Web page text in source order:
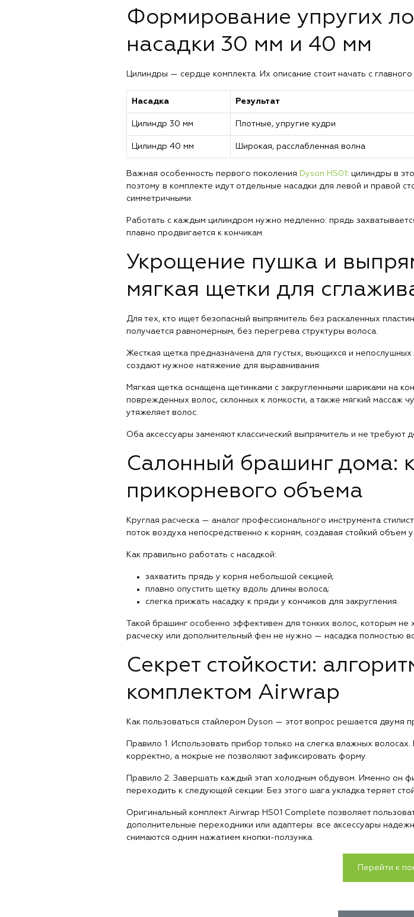
Формирование упругих
насадки 30 мм и 40 мм
Цилиндры — сердце комплекта. Их описание стоит начать с главного
Насадка Результат
Цилиндр 30 мм Плотные, упругие кудри
Цилиндр 40 мм Широкая, расслабленная волна
Важная особенность первого поколения Dyson HS01 : цилиндры в
поэтому в комплекте идут отдельные насадки для левой и правой
симметричными.
Работать с каждым цилиндром нужно медленно: прядь
плавно продвигается к кончикам.
Укрощение пушка и
мягкая щетки для
Для тех, кто ищет безопасный выпрямитель без раскаленных
получается равномерным, без перегрева структуры волоса.
Жесткая щетка предназначена для густых, вьющихся и
создают нужное натяжение для выравнивания.
Мягкая щетка оснащена щетинками с закругленными шариками на
поврежденных волос, склонных к ломкости, а также мягкий массаж
утяжеляет волос.
Оба аксессуары заменяют классический выпрямитель и не требуют
Салонный брашинг дома:
прикорневого объема
Круглая расческа — аналог профессионального инструмента
поток воздуха непосредственно к корням, создавая стойкий объем у
Как правильно работать с насадкой:
захватить прядь у корня небольшой секцией;
плавно опустить щетку вдоль длины волоса;
слегка прижать насадку к пряди у кончиков для закругления.
Такой брашинг особенно эффективен для тонких волос, которым не
расческу или дополнительный фен не нужно — насадка полностью
Секрет стойкости:
комплектом Airwrap
Как пользоваться стайлером Dyson — этот вопрос решается двумя
Правило 1. Использовать прибор только на слегка влажных
корректно, а мокрые не позволяют зафиксировать форму.
Правило 2. Завершать каждый этап холодным обдувом. Именно он
переходить к следующей секции. Без этого шага укладка теряет
Оригинальный комплект Airwrap HS01 Complete позволяет
дополнительные переходники или адаптеры: все аксессуары
снимаются одним нажатием кнопки-ползунка.
Перейти к